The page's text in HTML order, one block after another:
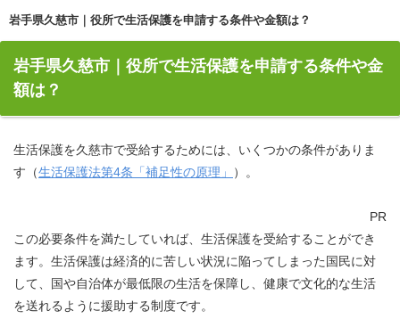
岩手県久慈市｜役所で生活保護を申請する条件や金額は？
岩手県久慈市｜役所で生活保護を申請する条件や金
額は？
生活保護を久慈市で受給するためには、いくつかの条件がありま
す（生活保護法第4条「補足性の原理」 ）。
PR
この必要条件を満たしていれば、生活保護を受給することができ
ます。生活保護は経済的に苦しい状況に陥ってしまった国民に対
して、国や自治体が最低限の生活を保障し、健康で文化的な生活
を送れるように援助する制度です。